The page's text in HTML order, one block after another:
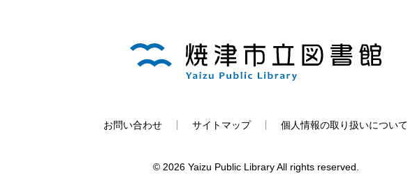
お問い合わせ サイトマップ 個人情報の取り扱いについて
© 2026 Yaizu Public Library All rights reserved.